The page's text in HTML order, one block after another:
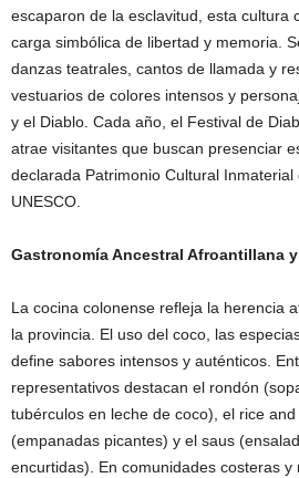
escaparon de la esclavitud, esta cultura
carga simbólica de libertad y memoria.
danzas teatrales, cantos de llamada y
vestuarios de colores intensos y
y el Diablo. Cada año, el Festival de
atrae visitantes que buscan presenciar
declarada Patrimonio Cultural
UNESCO.
Gastronomía Ancestral Afroantillana
La cocina colonense refleja la herencia
la provincia. El uso del coco, las
define sabores intensos y auténticos.
representativos destacan el rondón
tubérculos en leche de coco), el rice
(empanadas picantes) y el saus
encurtidas). En comunidades costeras